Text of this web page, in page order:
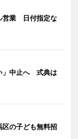
営業 日付指定な
」中止へ 式典は
区の子ども無料招